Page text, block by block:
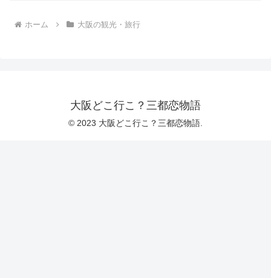
ホーム 大阪の観光・旅行
大阪どこ行こ？三都恋物語
© 2023 大阪どこ行こ？三都恋物語.